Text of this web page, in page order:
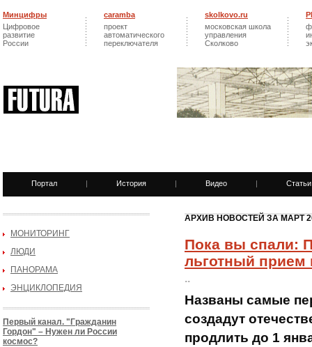
Минцифры
Цифровое
развитие
России
caramba
проект
автоматического
переключателя
skolkovo.ru
московская школа
управления
Сколково
Портал | История | Видео | Статьи
МОНИТОРИНГ
ЛЮДИ
ПАНОРАМА
ЭНЦИКЛОПЕДИЯ
Первый канал. "Гражданин
Гордон" – Нужен ли России
космос?
АРХИВ НОВОСТЕЙ ЗА МАРТ
Пока вы спали:
льготный прием
..
Названы самые
создадут
продлить до 1